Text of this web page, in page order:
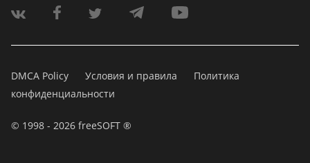
DMCA Policy Условия и правила
Политика
конфиденциальности
© 1998 - 2026 freeSOFT ®